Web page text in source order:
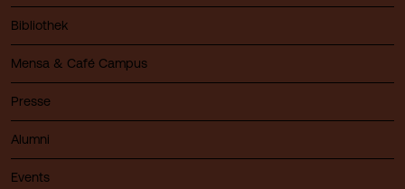
Bibliothek
Mensa & Café Campus
Presse
Alumni
Events